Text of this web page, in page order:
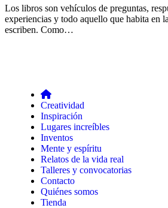
Los libros son vehículos de preguntas,
experiencias y todo aquello que habita en
escriben. Como…
Creatividad
Inspiración
Lugares increíbles
Inventos
Mente y espíritu
Relatos de la vida real
Talleres y convocatorias
Contacto
Quiénes somos
Tienda